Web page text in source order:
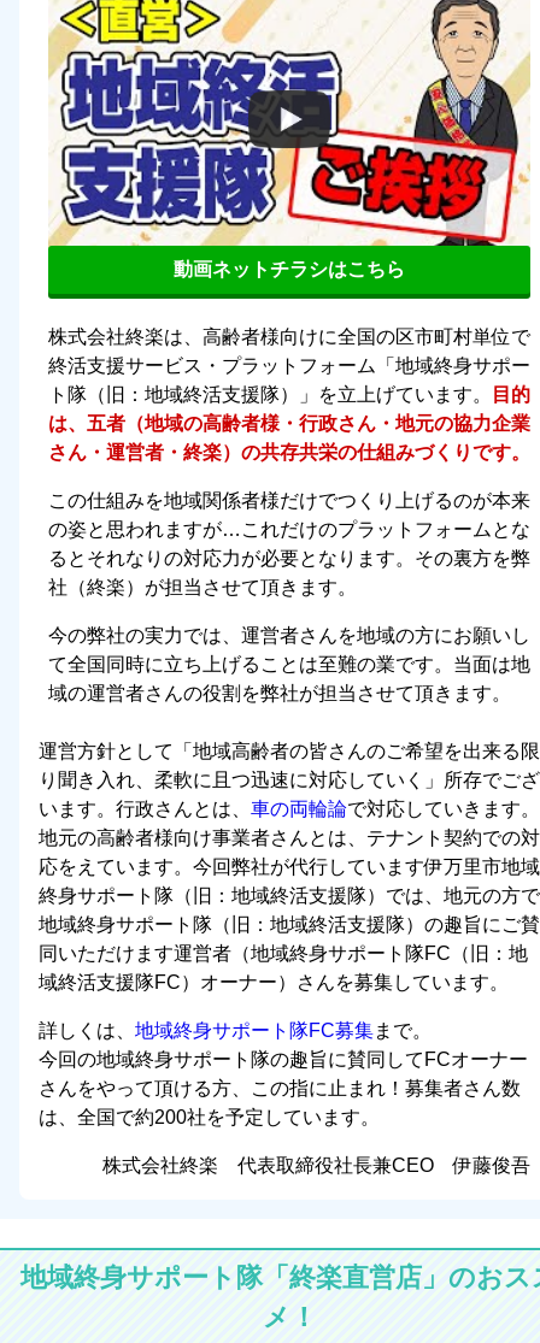
動画ネットチラシはこちら
株式会社終楽は、高齢者様向けに全国の区市町村単位で
終活支援サービス・プラットフォーム「地域終身サポー
ト隊（旧：地域終活支援隊）」を立上げています。
目的
は、五者（地域の高齢者様・行政さん・地元の協力企業
さん・運営者・終楽）の共存共栄の仕組みづくりです。
この仕組みを地域関係者様だけでつくり上げるのが本来
の姿と思われますが…これだけのプラットフォームとな
るとそれなりの対応力が必要となります。その裏方を弊
社（終楽）が担当させて頂きます。
今の弊社の実力では、運営者さんを地域の方にお願いし
て全国同時に立ち上げることは至難の業です。当面は地
域の運営者さんの役割を弊社が担当させて頂きます。
運営方針として「 地域高齢者の皆さんのご希望を出来る限
り聞き入れ、柔軟に且つ迅速に対応していく
」所存でござ
います。行政さんとは、 車の両輪論で対応していきます。
地元の高齢者様向け事業者さんとは、テナント契約での対
応をえています。今回弊社が代行しています伊万里市地域
終身サポート隊（旧：地域終活支援隊）では、地元の方で
地域終身サポート隊（旧：地域終活支援隊）の趣旨にご賛
同いただけます運営者（地域終身サポート隊FC（旧：地
域終活支援隊FC）オーナー）さんを募集しています。
詳しくは、 地域終身サポート隊FC募集まで。
今回の地域終身サポート隊の趣旨に賛同してFCオーナー
さんをやって頂ける方、この指に止まれ！募集者さん数
は、全国で約200社を予定しています。
株式会社終楽 代表取締役社長兼CEO 伊藤俊吾
地域終身サポート隊「終楽直営店」のおス
メ！